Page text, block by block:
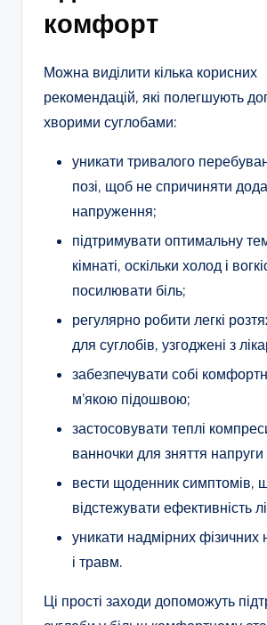
комфорт
Можна виділити кілька корисних
рекомендацій, які полегшують
хворими суглобами:
уникати тривалого
позі, щоб не спричиняти
напруження;
підтримувати оптимальну
кімнаті, оскільки холод і
посилювати біль;
регулярно робити легкі
для суглобів, узгоджені з
забезпечувати собі
м’якою підошвою;
застосовувати теплі
ванночки для зняття напруги
вести щоденник симптомів,
відстежувати ефективність
уникати надмірних
і травм.
Ці прості заходи допоможуть